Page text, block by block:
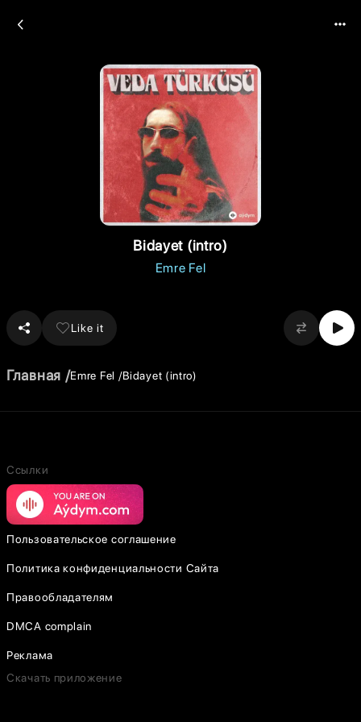
Bidayet (intro)
Emre Fel
Like it
Главная Emre Fel Bidayet (intro)
Ссылки
Пользовательское соглашение
Политика конфиденциальности Сайта
Правообладателям
DMCA complain
Реклама
Скачать приложение